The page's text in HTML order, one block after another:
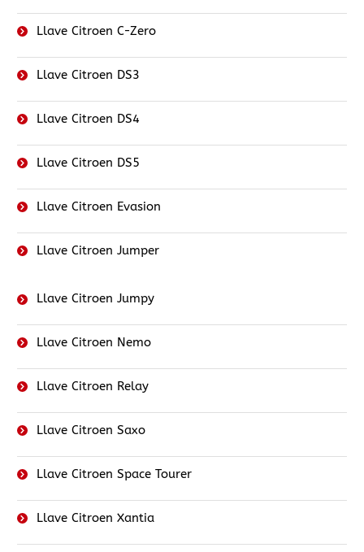
Llave Citroen C-Zero
Llave Citroen DS3
Llave Citroen DS4
Llave Citroen DS5
Llave Citroen Evasion
Llave Citroen Jumper
Llave Citroen Jumpy
Llave Citroen Nemo
Llave Citroen Relay
Llave Citroen Saxo
Llave Citroen Space Tourer
Llave Citroen Xantia